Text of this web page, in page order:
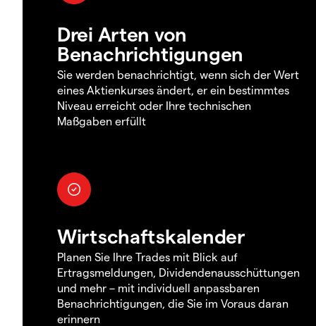
Drei Arten von
Benachrichtigungen
Sie werden benachrichtigt, wenn sich der Wert
eines Aktienkurses ändert, er ein bestimmtes
Niveau erreicht oder Ihre technischen
Maßgaben erfüllt
Wirtschaftskalender
Planen Sie Ihre Trades mit Blick auf
Ertragsmeldungen, Dividendenausschüttungen
und mehr – mit individuell anpassbaren
Benachrichtigungen, die Sie im Voraus daran
erinnern